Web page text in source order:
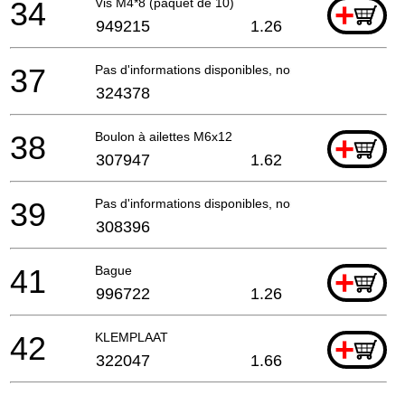
+
34 949215 1.26
Pas d'informations disponibles, non commandable
37 324378
Boulon à ailettes M6x12 +
38 307947 1.62
Pas d'informations disponibles, non commandable
39 308396
Bague +
41 996722 1.26
KLEMPLAAT +
42 322047 1.66